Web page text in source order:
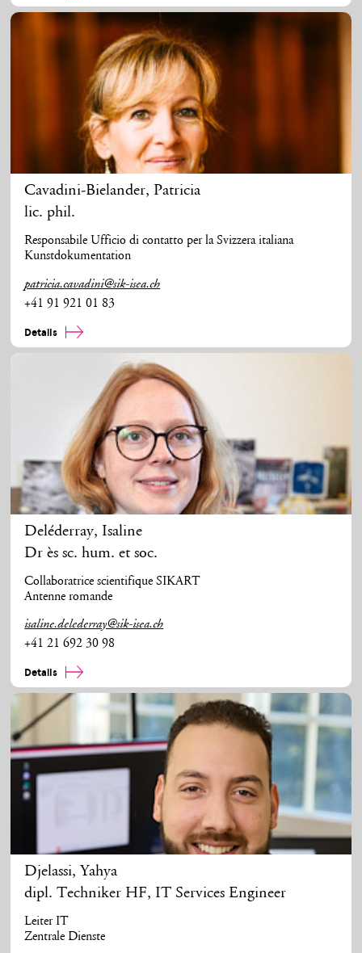
Cavadini-Bielander, Patricia
lic. phil.
Responsabile Ufficio di contatto per la Svizzera italiana
Kunstdokumentation
patricia.cavadini@sik-isea.ch
+41 91 921 01 83
Details
Deléderray,Isaline
Dr ès sc. hum. et soc.
Collaboratrice scientifique SIKART
Antenne romande
isaline.delederray@sik-isea.ch
+41 21 692 30 98
Details
Djelassi,Yahya
dipl. Techniker HF, IT Services Engineer
Leiter IT
Zentrale Dienste